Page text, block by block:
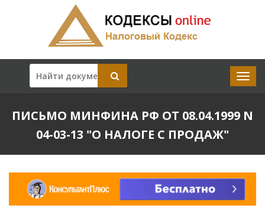
ПИСЬМО МИНФИНА РФ ОТ 08.04.1999 N
04-03-13 "О НАЛОГЕ С ПРОДАЖ"